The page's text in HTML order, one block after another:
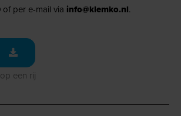
of per e-mail via info@klemko.nl.
een rij